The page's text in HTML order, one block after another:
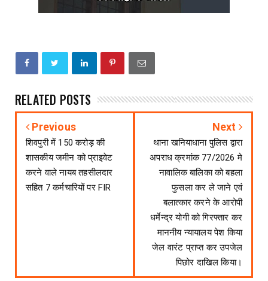
RELATED POSTS
Previous
शिवपुरी में 150 करोड़ की
शासकीय जमीन को प्राइवेट
करने वाले नायब तहसीलदार
सहित 7 कर्मचारियों पर FIR
Next
थाना खनियाधाना पुलिस द्वारा
अपराध क्रमांक 77/2026 मे
नावालिक बालिका को बहला
फुसला कर ले जाने एवं
बलात्कार करने के आरोपी
धर्मेन्द्र योगी को गिरफ्तार कर
माननीय न्यायालय पेश किया
जेल वारंट प्राप्त कर उपजेल
पिछोर दाखिल किया।